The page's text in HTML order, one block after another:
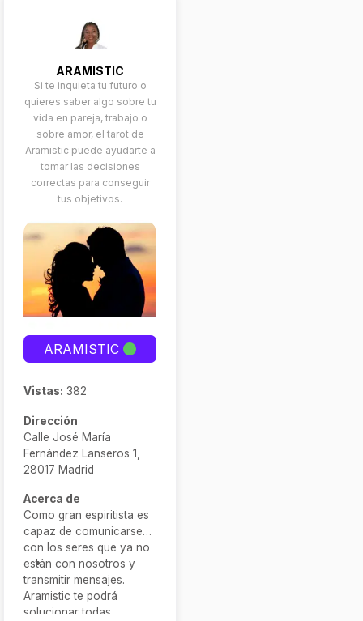
ARAMISTIC
Si te inquieta tu futuro o
quieres saber algo sobre tu
vida en pareja, trabajo o
sobre amor, el tarot de
Aramistic puede ayudarte a
tomar las decisiones
correctas para conseguir
tus objetivos.
ARAMISTIC
Vistas: 382
Dirección
Calle José María
Fernández Lanseros 1,
28017 Madrid
Acerca de
Como gran espiritista es
capaz de comunicarse
con los seres que ya no
están con nosotros y
transmitir mensajes.
Aramistic te podrá
solucionar todas